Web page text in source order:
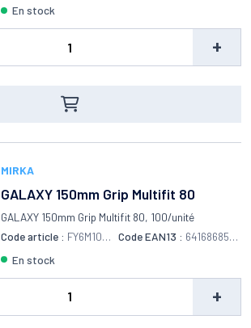
en stock
+
MIRKA
GALAXY 150mm Grip Multifit 80
GALAXY 150mm Grip Multifit 80, 100/unité
Code article : FY6M109
Code EAN13 : 6416868556
en stock
+